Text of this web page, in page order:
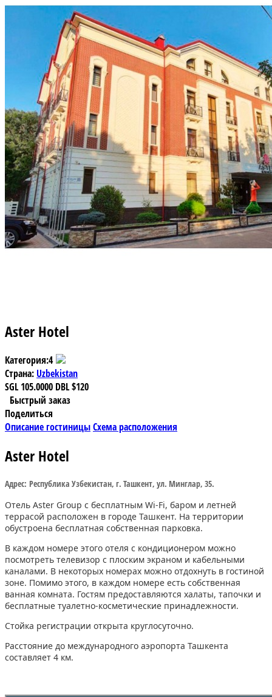
Aster Hotel
Категория:4
Страна: Uzbekistan
SGL 105.0000 DBL$120
Быстрый заказ
Поделиться
Описание гостиницыСхема расположения
Aster Hotel
Адрес: Республика Узбекистан, г. Ташкент, ул. Минглар, 35.
Отель Aster Group с бесплатным Wi-Fi, баром и летней
террасой расположен в городе Ташкент. На территории
обустроена бесплатная собственная парковка.
В каждом номере этого отеля с кондиционером можно
посмотреть телевизор с плоским экраном и кабельными
каналами. В некоторых номерах можно отдохнуть в гостиной
зоне. Помимо этого, в каждом номере есть собственная
ванная комната. Гостям предоставляются халаты, тапочки и
бесплатные туалетно-косметические принадлежности.
Стойка регистрации открыта круглосуточно.
Расстояние до международного аэропорта Ташкента
составляет 4 км.